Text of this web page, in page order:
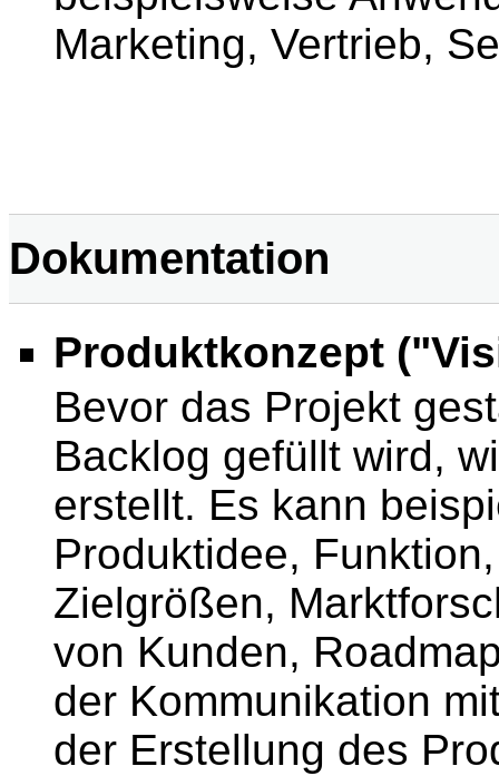
Marketing, Vertrieb,
Dokumentation
Produktkonzept
Bevor das Projekt
Backlog gefüllt wird,
erstellt. Es kann
Produktidee,
Zielgrößen,
von Kunden,
der Kommunikation
der Erstellung des